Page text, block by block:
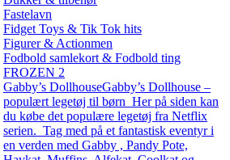
Fastelavn
Fidget Toys & Tik Tok hits
Figurer & Actionmen
Fodbold samlekort & Fodbold ting
FROZEN 2
Gabby’s DollhouseGabby’s Dollhouse –
populært legetøj til børn Her på siden kan
du købe det populære legetøj fra Netflix
serien. Tag med på et fantastisk eventyr i
en verden med Gabby , Pandy Pote,